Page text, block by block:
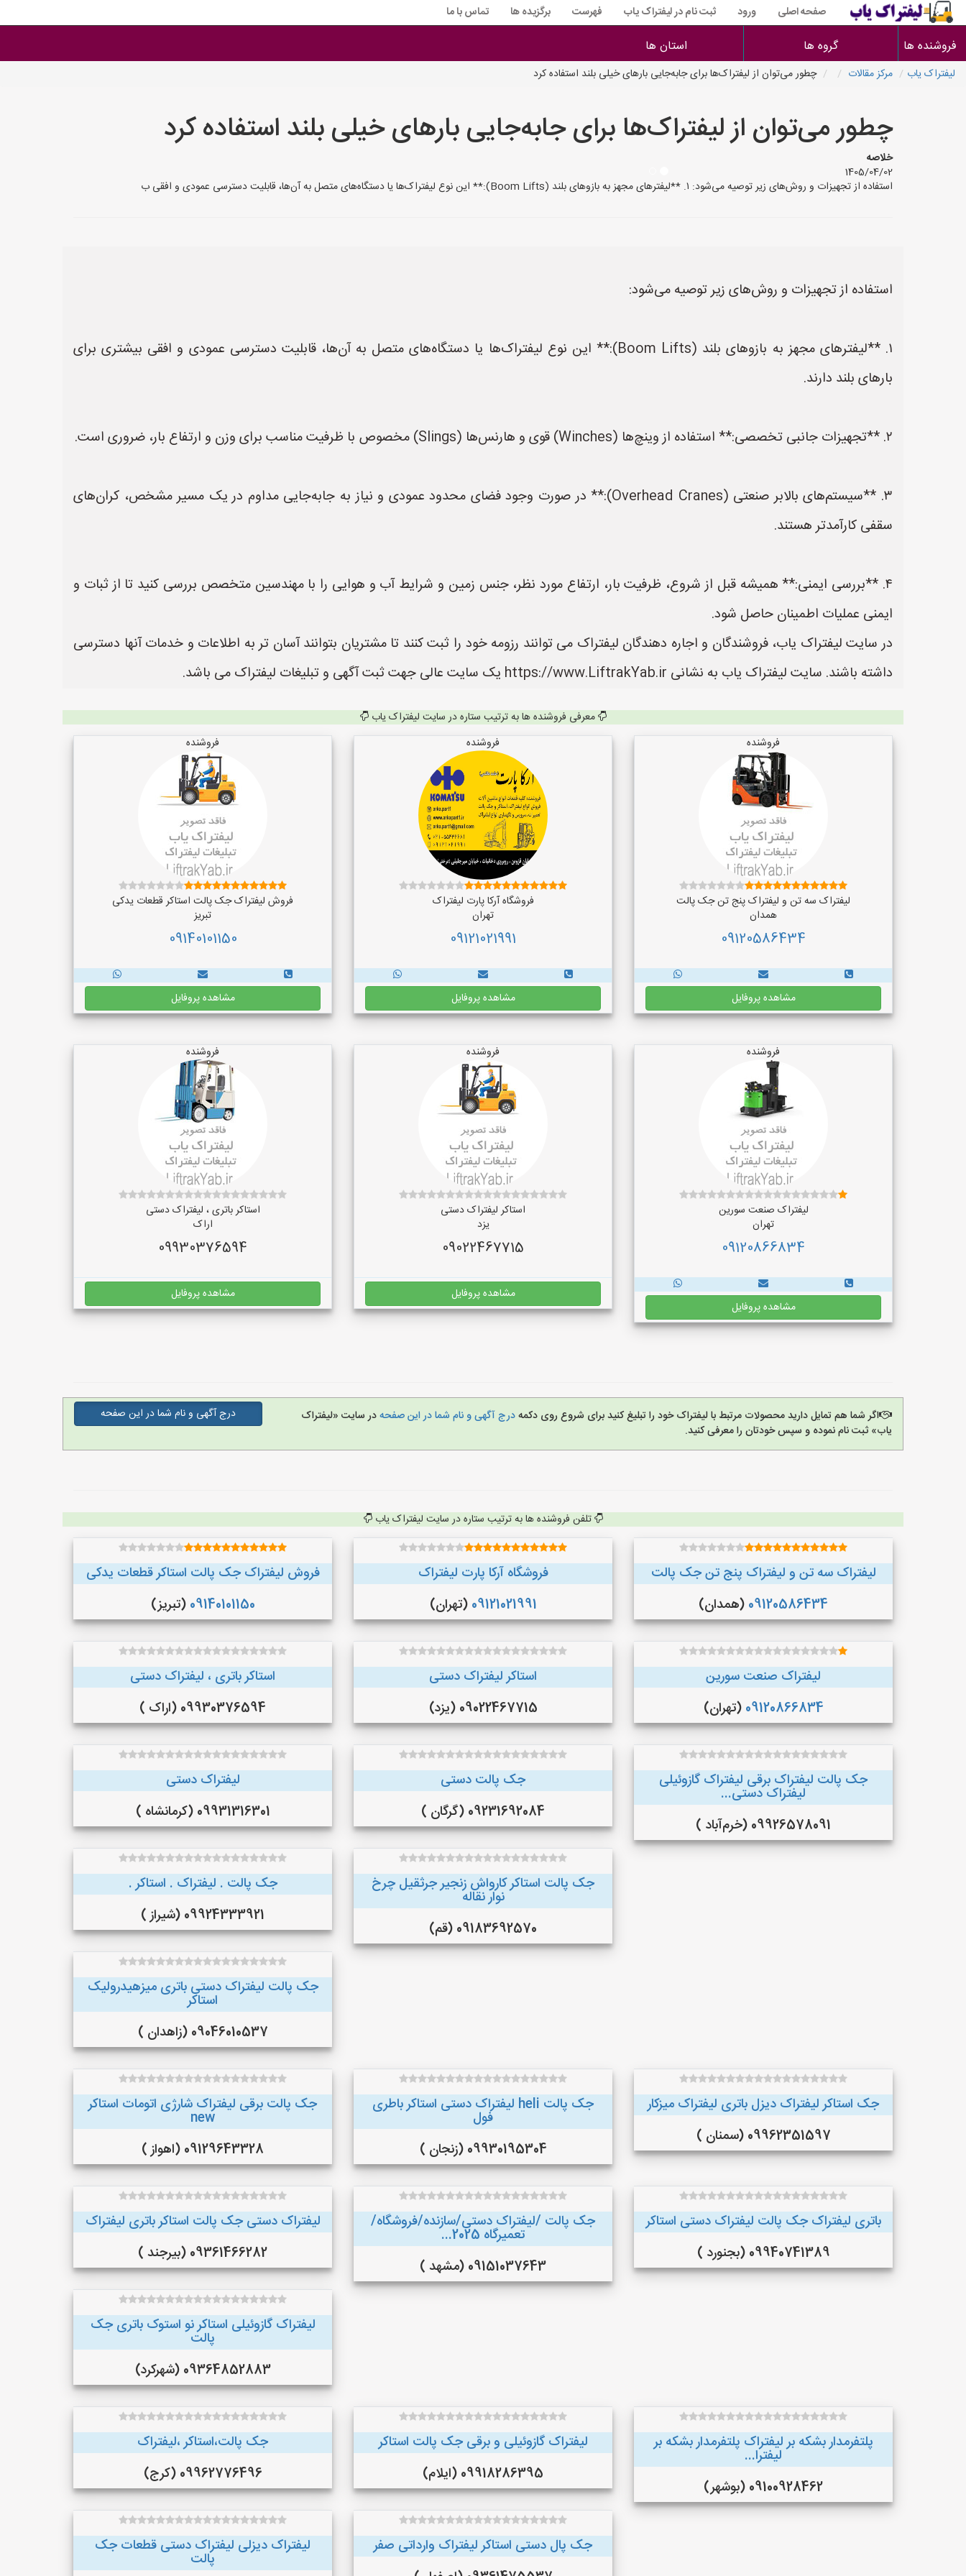
صفحه اصلی ورود ثبت نام در لیفتراک یاب فهرست برگزیده ها تماس با ما
فروشنده ها گروه ها استان ها
لیفتراک یاب مرکز مقالات چطور می‌توان از لیفتراک‌ها برای جابه‌جایی بارهای خیلی بلند استفاده کرد
چطور می‌توان از لیفتراک‌ها برای جابه‌جایی بارهای خیلی بلند استفاده کرد
خلاصه
1405/04/02
استفاده از تجهیزات و روش‌های زیر توصیه می‌شود: ۱. **لیفترهای مجهز به بازوهای بلند (Boom Lifts):** این نوع لیفتراک‌ها یا دستگاه‌های متصل به آن‌ها، قابلیت دسترسی عمودی و افقی ب
استفاده از تجهیزات و روش‌های زیر توصیه می‌شود:
۱. **لیفترهای مجهز به بازوهای بلند (Boom Lifts):** این نوع لیفتراک‌ها یا دستگاه‌های متصل به آن‌ها، قابلیت دسترسی عمودی و افقی بیشتری برای
بارهای بلند دارند.
۲. **تجهیزات جانبی تخصصی:** استفاده از وینچ‌ها (Winches) قوی و هارنس‌ها (Slings) مخصوص با ظرفیت مناسب برای وزن و ارتفاع بار، ضروری است.
۳. **سیستم‌های بالابر صنعتی (Overhead Cranes):** در صورت وجود فضای محدود عمودی و نیاز به جابه‌جایی مداوم در یک مسیر مشخص، کران‌های
سقفی کارآمدتر هستند.
۴. **بررسی ایمنی:** همیشه قبل از شروع، ظرفیت بار، ارتفاع مورد نظر، جنس زمین و شرایط آب و هوایی را با مهندسین متخصص بررسی کنید تا از ثبات و
ایمنی عملیات اطمینان حاصل شود.
در سایت لیفتراک یاب، فروشندگان و اجاره دهندگان لیفتراک می توانند رزومه خود را ثبت کنند تا مشتریان بتوانند آسان تر به اطلاعات و خدمات آنها دسترسی
داشته باشند. سایت لیفتراک یاب به نشانی https://www.LiftrakYab.ir یک سایت عالی جهت ثبت آگهی و تبلیغات لیفتراک می باشد.
معرفی فروشنده ها به ترتیب ستاره در سایت لیفتراک یاب
فروشنده
لیفتراک سه تن و لیفتراک پنج تن جک پالت
همدان
09120586434
مشاهده پروفایل
فروشنده
فروشگاه آرکا پارت لیفتراک
تهران
09121021991
مشاهده پروفایل
فروشنده
فروش لیفتراک جک پالت استاکر قطعات یدکی
تبریز
09140101150
مشاهده پروفایل
فروشنده
لیفتراک صنعت سورین
تهران
09120866834
مشاهده پروفایل
فروشنده
استاکر لیفتراک دستی
یزد
09022467715
مشاهده پروفایل
فروشنده
استاکر باتری ، لیفتراک دستی
اراک
09930376594
مشاهده پروفایل
اگر شما هم تمایل دارید محصولات مرتبط با لیفتراک خود را تبلیغ کنید برای شروع روی دکمهدرج آگهی و نام شما در این صفحهدر سایت «لیفتراک
یاب» ثبت نام نموده و سپس خودتان را معرفی کنید.
درج آگهی و نام شما در این صفحه
تلفن فروشنده ها به ترتیب ستاره در سایت لیفتراک یاب
لیفتراک سه تن و لیفتراک پنج تن جک پالت
09120586434 (همدان)
فروشگاه آرکا پارت لیفتراک
09121021991 (تهران)
فروش لیفتراک جک پالت استاکر قطعات یدکی
09140101150 (تبریز)
لیفتراک صنعت سورین
09120866834 (تهران)
استاکر لیفتراک دستی
09022467715 (یزد)
استاکر باتری ، لیفتراک دستی
09930376594 (اراک )
جک پالت لیفتراک برقی لیفتراک گازوئیلی
لیفتراک دستی...
09926578091 (خرم‌آباد )
جک پالت دستی
09231692084 (گرگان )
لیفتراک دستی
09931316301 (کرمانشاه )
جک پالت استاکر کارواش زنجیر جرثقیل چرخ
نوار نقاله
09183692570 (قم)
جک پالت . لیفتراک . استاکر .
09924333921 (شیراز )
جک پالت لیفتراک دستی باتری میزهیدرولیک
استاکر
09046010537 (زاهدان )
جک استاکر لیفتراک دیزل باتری لیفتراک میزکار
09962351597 (سمنان )
جک پالت heli لیفتراک دستی استاکر باطری
فول
09930195304 (زنجان )
جک پالت برقی لیفتراک شارژی اتومات استاکر
new
09129643328 (اهواز )
باتری لیفتراک جک پالت لیفتراک دستی استاکر
09940741389 (بجنورد )
جک پالت /لیفتراک دستی/سازنده/فروشگاه/
تعمیرگاه 2025...
09151037643 (مشهد )
لیفتراک دستی جک پالت استاکر باتری لیفتراک
09361466282 (بیرجند )
لیفتراک گازوئیلی استاکر نو استوک باتری جک
پالت
09364852883 (شهرکرد)
پلتفرمدار بشکه بر لیفتراک پلتفرمدار بشکه بر
لیفترا...
09100928462 (بوشهر)
لیفتراک گازوئیلی و برقی جک پالت استاکر
09918286395 (ایلام)
جک پالت،استاکر ،لیفتراک
09962776496 (کرج)
جک پال دستی استاکر لیفتراک وارداتی صفر
لیفتراک دیزلی لیفتراک دستی قطعات جک
پالت